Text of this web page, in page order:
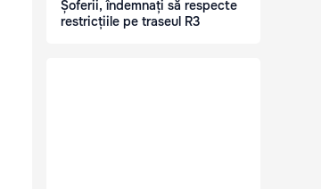
Șoferii, îndemnați să respecte
restricțiile pe traseul R3